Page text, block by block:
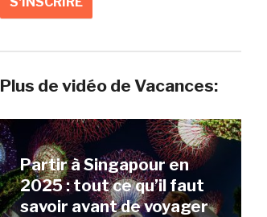
Plus de vidéo de Vacances:
Partir à Singapour en
2025 : tout ce qu’il faut
savoir avant de voyager